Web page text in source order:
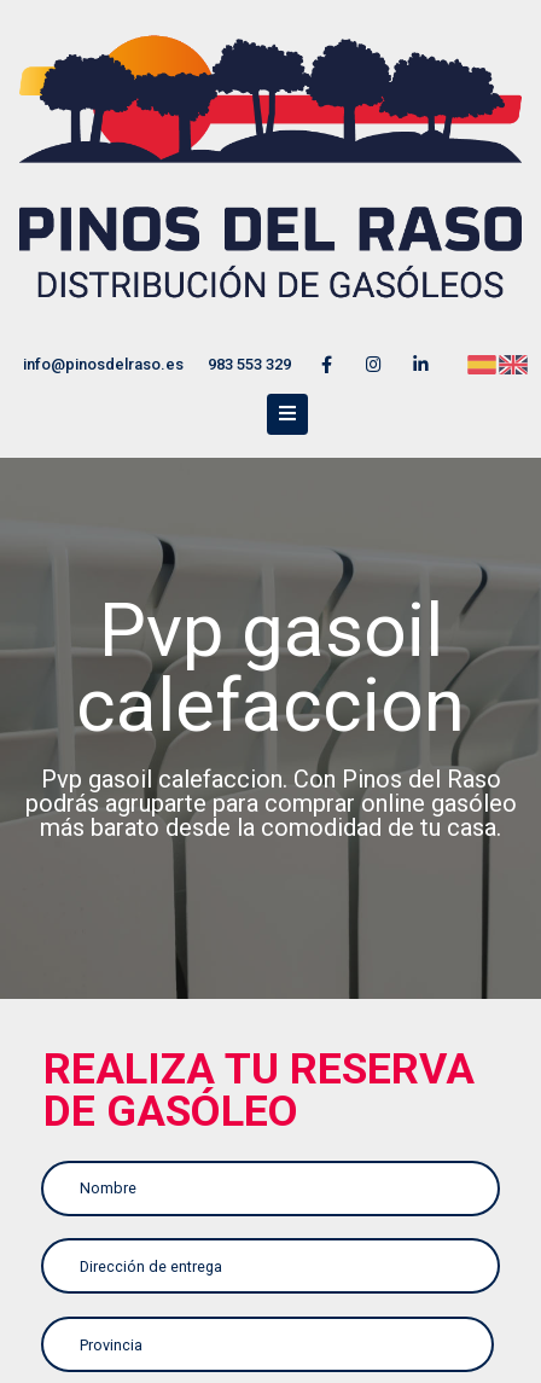
info@pinosdelraso.es 983 553 329
Pvp gasoil
calefaccion
Pvp gasoil calefaccion. Con Pinos del Raso
podrás agruparte para comprar online gasóleo
más barato desde la comodidad de tu casa.
REALIZA TU RESERVA
DE GASÓLEO